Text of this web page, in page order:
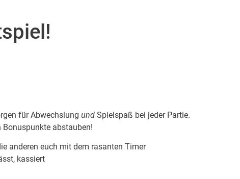
für Abwechslung und Spielspaß bei jeder Partie.
abstauben!
anderen euch mit dem rasanten Timer
kassiert